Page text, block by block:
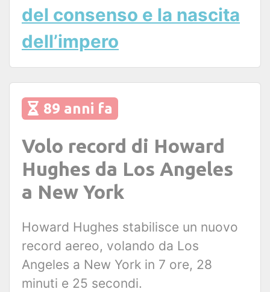
del consenso e la nascita
dell’impero
89 anni fa
Volo record di Howard
Hughes da Los Angeles
a New York
Howard Hughes stabilisce un nuovo
record aereo, volando da Los
Angeles a New York in 7 ore, 28
minuti e 25 secondi.